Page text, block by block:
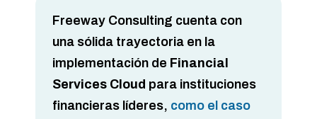
Freeway Consulting cuenta con
una sólida trayectoria en la
implementación de Financial
Services Cloud para instituciones
financieras líderes, como el caso